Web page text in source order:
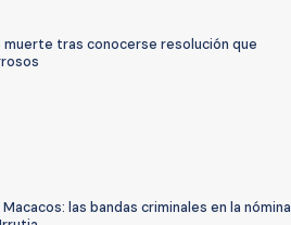
muerte tras conocerse resolución que
las bandas criminales en la nómina